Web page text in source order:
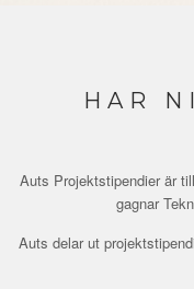
HAR
Auts Projektstipendier är
gagnar
Auts delar ut